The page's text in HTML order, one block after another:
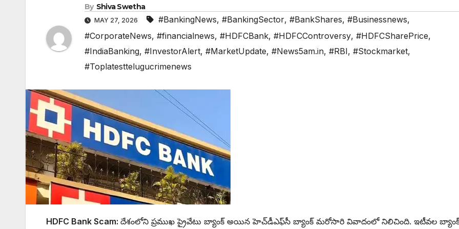
By Shiva Swetha
MAY 27, 2026 #BankingNews, #BankingSector, #BankShares, #Businessnews,
#CorporateNews, #financialnews, #HDFCBank, #HDFCControversy, #HDFCSharePrice,
#IndiaBanking, #InvestorAlert, #MarketUpdate, #News5am.in, #RBI, #Stockmarket,
#Toplatesttelugucrimenews
HDFC Bank Scam: దేశంలోని ప్రముఖ ప్రైవేటు బ్యాంక్ అయిన హెచ్‌డీఎఫ్‌సీ బ్యాంక్ మరోసారి వివాదంలో నిలిచింది. ఇటీవల